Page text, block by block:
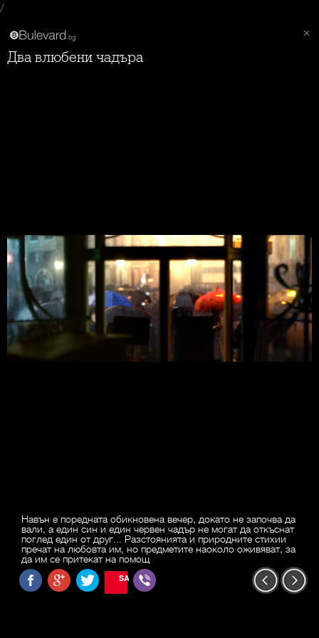
/
Два влюбени чадъра
Навън е поредната обикновена вечер, докато не започва да
вали, а един син и един червен чадър не могат да откъснат
поглед един от друг... Разстоянията и природните стихии
пречат на любовта им, но предметите наоколо оживяват, за
да им се притекат на помощ
SAVE